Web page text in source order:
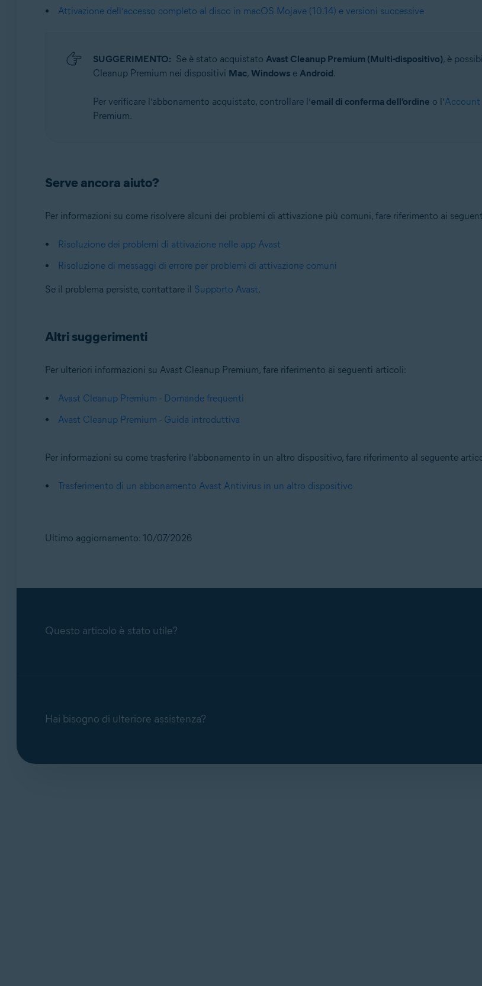
Attivazione dell’accesso completo al disco in macOS Mojave (10.14) e versioni successive
SUGGERIMENTO: Se è stato acquistato Avast Cleanup Premium (Multi-dispositivo), è
Cleanup Premium nei dispositivi Mac, Windowse Android.
Per verificare l’abbonamento acquistato, controllare l’email di conferma dell’ordine o l’Account
Premium.
Serve ancora aiuto?
Per informazioni su come risolvere alcuni dei problemi di attivazione più comuni, fare riferimento ai
Risoluzione dei problemi di attivazione nelle app Avast
Risoluzione di messaggi di errore per problemi di attivazione comuni
Se il problema persiste, contattare il Supporto Avast.
Altri suggerimenti
Per ulteriori informazioni su Avast Cleanup Premium, fare riferimento ai seguenti articoli:
Avast Cleanup Premium - Domande frequenti
Avast Cleanup Premium - Guida introduttiva
Per informazioni su come trasferire l’abbonamento in un altro dispositivo, fare riferimento al seguente
Trasferimento di un abbonamento Avast Antivirus in un altro dispositivo
Ultimo aggiornamento: 10/07/2026
Questo articolo è stato utile?
Hai bisogno di ulteriore assistenza?